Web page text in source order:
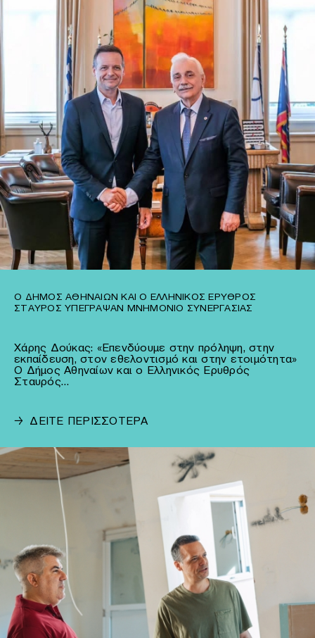
Ο ΔΉΜΟΣ ΑΘΗΝΑΊΩΝ ΚΑΙ Ο ΕΛΛΗΝΙΚΌΣ ΕΡΥΘΡΌΣ
ΣΤΑΥΡΌΣ ΥΠΈΓΡΑΨΑΝ ΜΝΗΜΌΝΙΟ ΣΥΝΕΡΓΑΣΊΑΣ
Χάρης Δούκας: «Επενδύουμε στην πρόληψη, στην
εκπαίδευση, στον εθελοντισμό και στην ετοιμότητα»
Ο Δήμος Αθηναίων και ο Ελληνικός Ερυθρός
Σταυρός…
→ ΔΕΙΤΕ ΠΕΡΙΣΣΟΤΕΡΑ